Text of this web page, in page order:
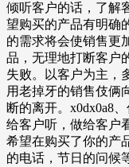
倾听客户的话，了解
望购买的产品有明确
的需求将会使销售更
品，无理地打断客户
失败。以客户为主，
用老掉牙的销售伎俩
断的离开。x0dx0a8
给客户听，做给客户
希望在购买了你的产
的电话，节日的问候